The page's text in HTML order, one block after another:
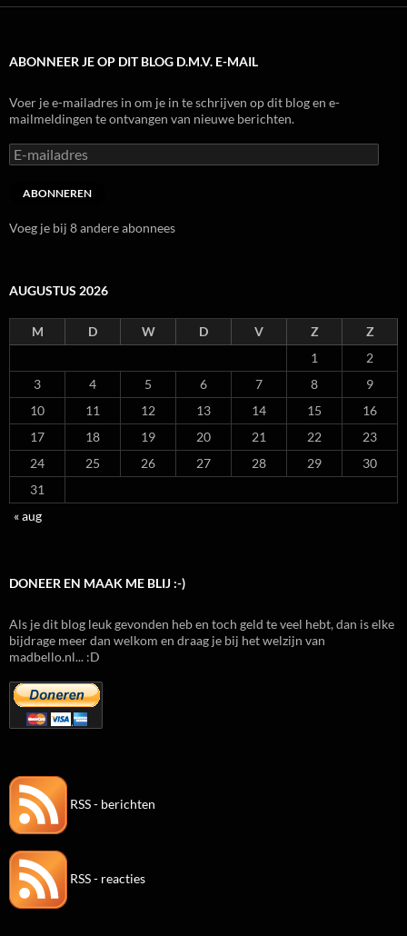
ABONNEER JE OP DIT BLOG D.M.V. E-MAIL
Voer je e-mailadres in om je in te schrijven op dit blog en e-
mailmeldingen te ontvangen van nieuwe berichten.
E-
mailadres
ABONNEREN
Voeg je bij 8 andere abonnees
AUGUSTUS 2026
M D W D V Z
Z
1
2
3
4 5 6 7 8
9
10
11 12 13 14 15
16
17
18 19 20 21 22
23
24
25 26 27 28 29
30
31
« aug
DONEER EN MAAK ME BLIJ :-)
Als je dit blog leuk gevonden heb en toch geld te veel hebt, dan is elke
bijdrage meer dan welkom en draag je bij het welzijn van
madbello.nl... :D
RSS - berichten
RSS - reacties